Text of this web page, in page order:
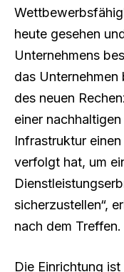
heute gesehen
Unternehmens
das
des neuen
einer
Infrastruktur
verfolgt hat, um
sicherzustellen“,
nach dem Treffen.
Die Einrichtung